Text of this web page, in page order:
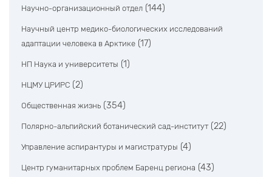
Научно-организационный отдел (144)
Научный центр медико-биологических исследований
адаптации человека в Арктике (17)
НП Наука и университеты (1)
НЦМУ ЦРИРС (2)
Общественная жизнь (354)
Полярно-альпийский ботанический сад-институт (22)
Управление аспирантуры и магистратуры (4)
Центр гуманитарных проблем Баренц региона (43)